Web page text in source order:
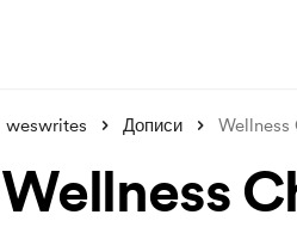
weswrites Дописи Wellness
Wellness